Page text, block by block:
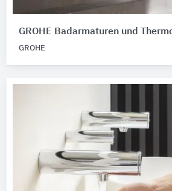
GROHE Badarmaturen und
GROHE